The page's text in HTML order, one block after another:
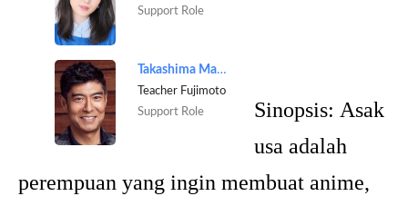
Support Role
Takashima Masahiro
Teacher Fujimoto
Support Role
Sinopsis: Asak
usa adalah
perempuan yang ingin membuat anime,